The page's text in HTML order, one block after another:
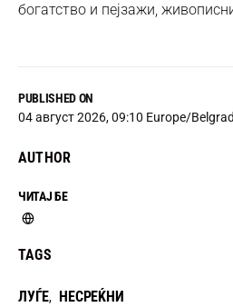
PUBLISHED ON
04 август 2026, 09:10 Europe/
AUTHOR
ЧИТАЈ БЕ
TAGS
ЛУЃЕ, НЕСРЕЌНИ
богатство и пејзажи,